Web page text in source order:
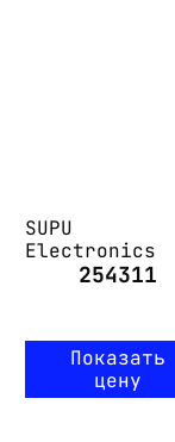
SUPU
Electronics
254311
Показать
цену